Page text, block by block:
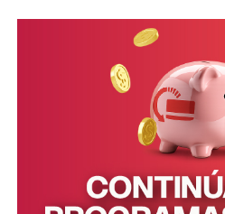
Tanto Da Silveira como
afirmar que vieron a Belén sola,
pañales e incluso descalza
en horas de la siesta como por
Justamente, Balmaceda indicó
cuando a la noche la nena
pieza de mi hijo tenía una
no podía dormir porque se